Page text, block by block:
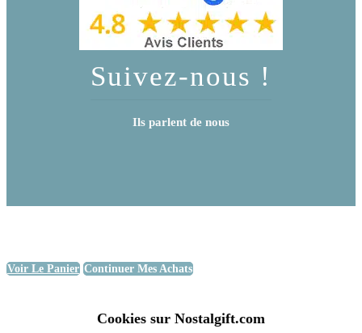
Suivez-nous !
Ils parlent de nous
Voir Le Panier Continuer Mes Achats
Cookies sur Nostalgift.com